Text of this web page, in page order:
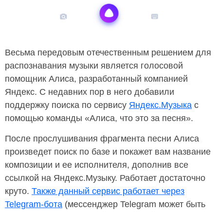
Весьма передовым отечественным решением для
распознавания музыки является голосовой
помощник Алиса, разработанный компанией
Яндекс. С недавних пор в него добавили
поддержку поиска по сервису Яндекс.Музыка с
помощью команды «Алиса, что это за песня».
После прослушивания фрагмента песни Алиса
произведет поиск по базе и покажет вам название
композиции и ее исполнителя, дополнив все
ссылкой на Яндекс.Музыку. Работает достаточно
круто. Также данный сервис работает через
Telegram-бота (мессенджер Telegram может быть